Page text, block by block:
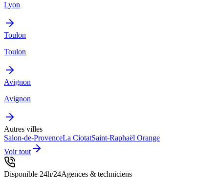
Lyon
Toulon
Toulon
Avignon
Avignon
Autres villes
Salon-de-ProvenceLa CiotatSaint-Raphaël Orange
Voir tout
Disponible 24h/24Agences & techniciens